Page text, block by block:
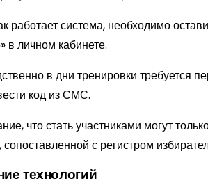
работает система, необходимо
в личном кабинете.
в дни тренировки требуется
код из СМС.
что стать участниками могут
сопоставленной с регистром
технологий